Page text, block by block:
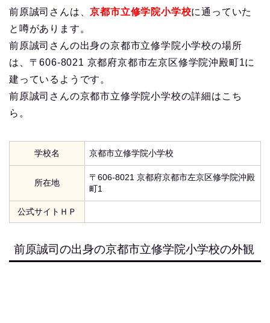
前原誠司さんは、京都市立修学院小学校に通っていた
と噂があります。
前原誠司さんの出身の京都市立修学院小学校の場所
は、〒606-8021 京都府京都市左京区修学院沖殿町1に
建っているようです。
前原誠司さんの京都市立修学院小学校の詳細はこち
ら。
学校名 京都市立修学院小学校
所在地
〒606-8021 京都府京都市左京区修学院沖殿
町1
公式サイトＨＰ
前原誠司の出身の京都市立修学院小学校の外観